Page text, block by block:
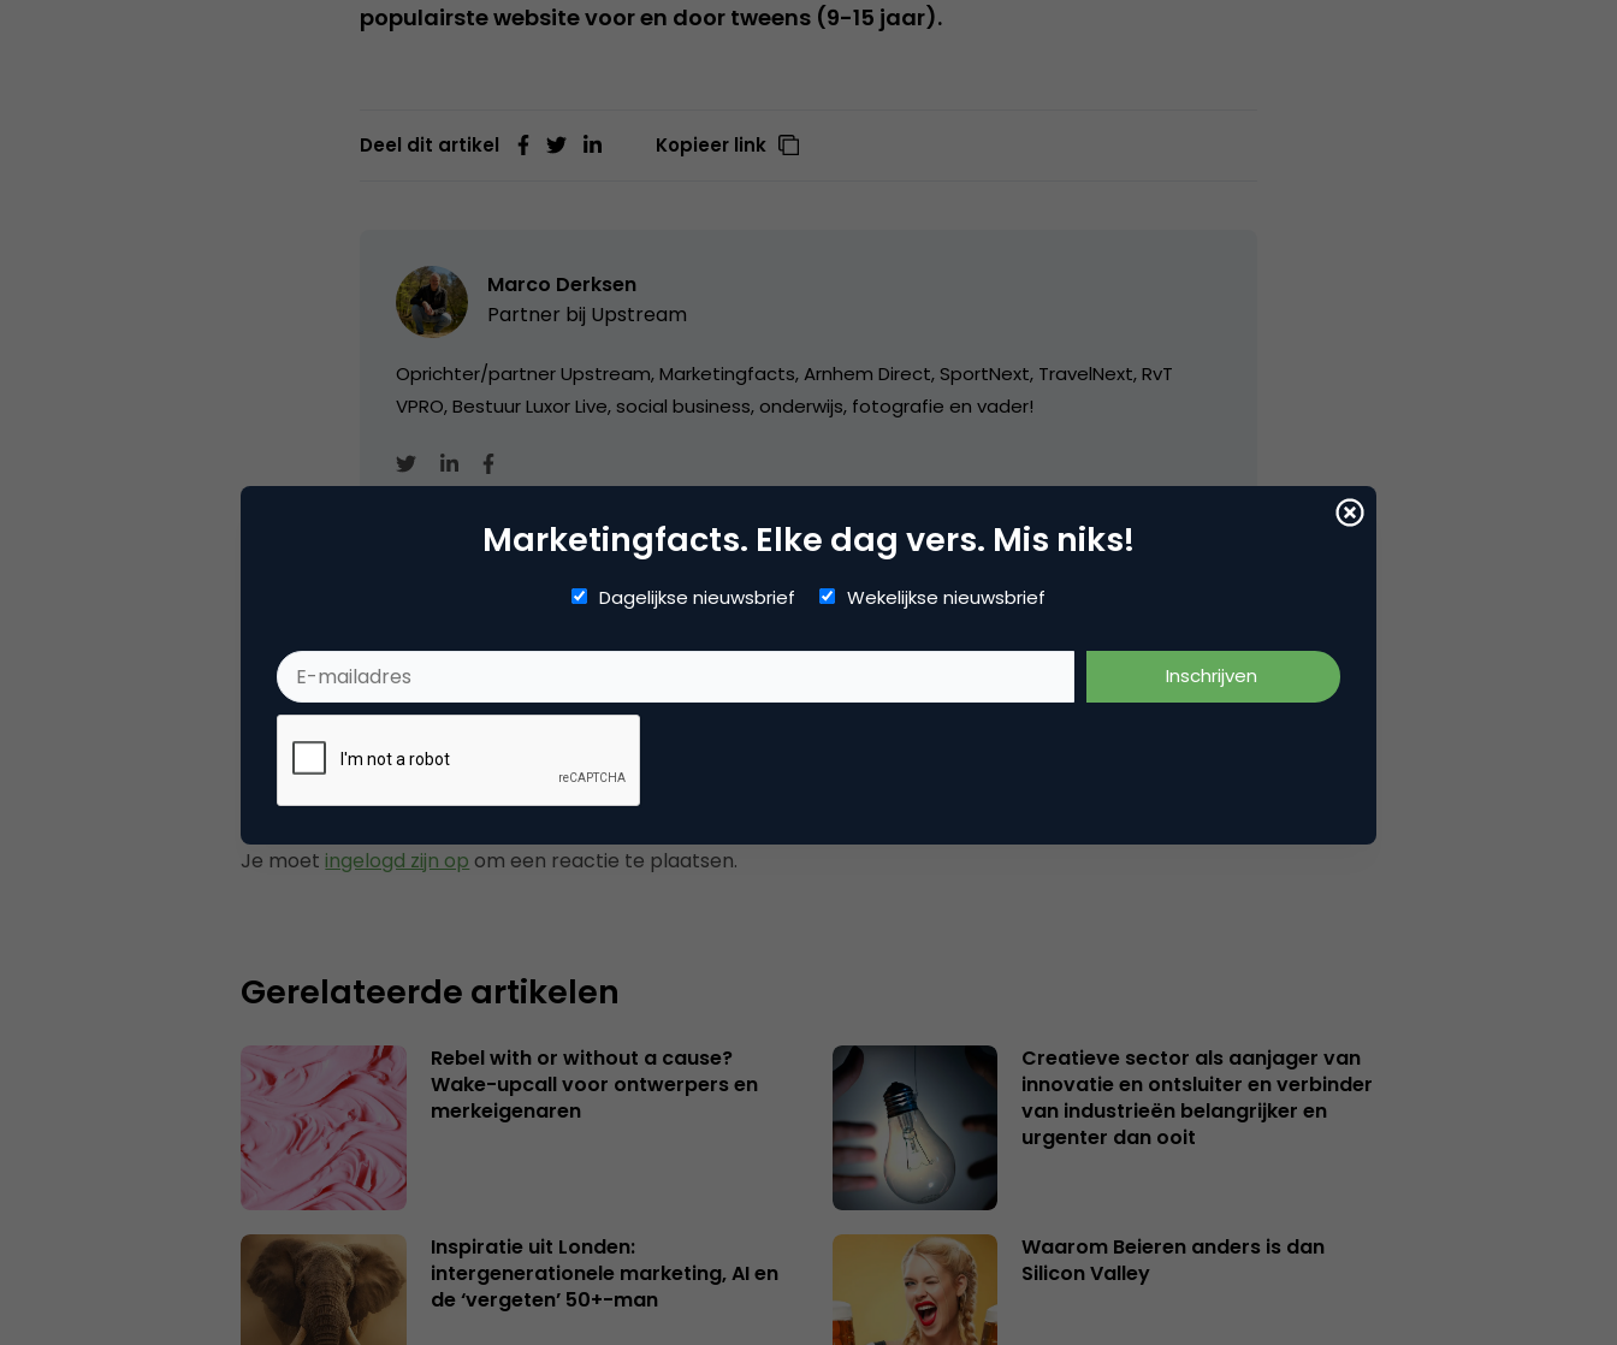
populairste website voor en door tweens (9-15 jaar).
Deel dit artikel Kopieer link
Marco Derksen
Partner bij Upstream
Oprichter/partner Upstream, Marketingfacts, Arnhem Direct, SportNext, TravelNext, RvT
VPRO, Bestuur Luxor Live, social business, onderwijs, fotografie en vader!
Commerce
Tags
Plaats reactie
Je moet ingelogd zijn op om een reactie te plaatsen.
Gerelateerde artikelen
Rebel with or without a cause?
Wake-upcall voor ontwerpers en
merkeigenaren
Creatieve sector als aanjager van
innovatie en ontsluiter en verbinder
van industrieën belangrijker en
urgenter dan ooit
Inspiratie uit Londen:
intergenerationele marketing, AI en
de ‘vergeten’ 50+-man
Waarom Beieren anders is dan
Silicon Valley
Marketingfacts. Elke dag vers. Mis niks!
Dagelijkse nieuwsbrief Wekelijkse nieuwsbrief